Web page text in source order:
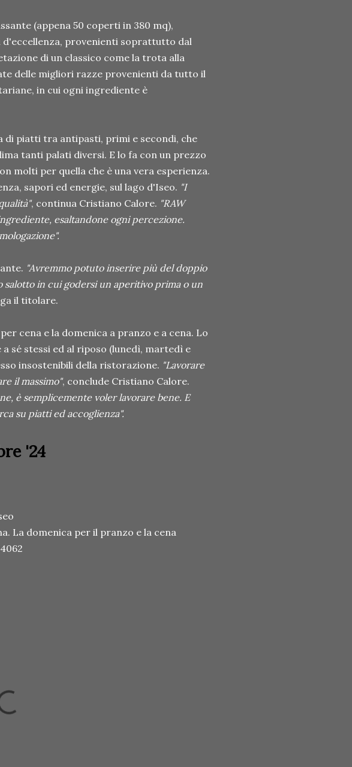
(appena 50 coperti in 380 mq),
provenienti soprattutto dal
di un classico come la trota alla
delle migliori razze provenienti da tutto il
in cui ogni ingrediente è
di piatti tra antipasti, primi e secondi, che
tanti palati diversi. E lo fa con un prezzo
molti per quella che è una vera esperienza.
sapori ed energie, sul lago d'Iseo. "I
, continua Cristiano Calore. "RAW
esaltandone ogni percezione.
"Avremmo potuto inserire più del doppio
in cui godersi un aperitivo prima o un
il titolare.
cena e la domenica a pranzo e a cena. Lo
sé stessi ed al riposo (lunedì, martedì e
insostenibili della ristorazione. "Lavorare
il massimo", conclude Cristiano Calore.
è semplicemente voler lavorare bene. E
su piatti ed accoglienza".
'24
La domenica per il pranzo e la cena